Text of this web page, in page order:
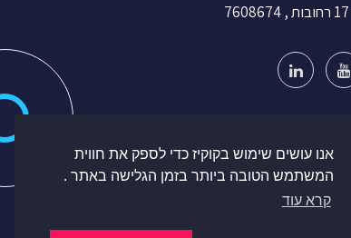
אנו עושים שימוש בקוקיז כדי לספק את חווית
המשתמש הטובה ביותר בזמן הגלישה באתר .
קרא עוד